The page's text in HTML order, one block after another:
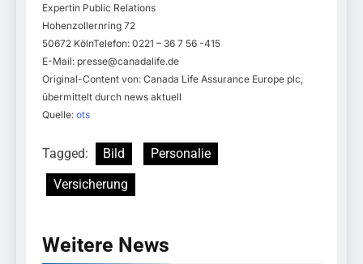
Expertin Public Relations
Hohenzollernring 72
50672 KölnTelefon: 0221 – 36 7 56 -415
E-Mail: presse@canadalife.de
Original-Content von: Canada Life Assurance Europe plc,
übermittelt durch news aktuell
Quelle: ots
Tagged: Bild
Personalie
Versicherung
Weitere News